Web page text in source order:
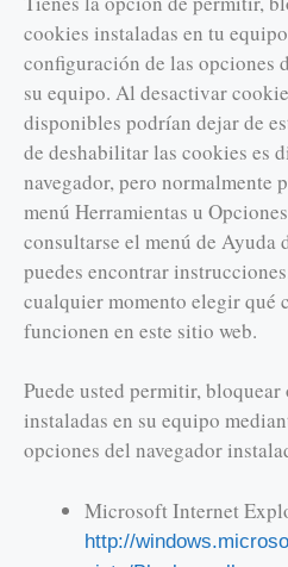
cookies instaladas en tu
configuración de las opciones
su equipo. Al desactivar
disponibles podrían dejar de
de deshabilitar las cookies es
navegador, pero normalmente
menú Herramientas u
consultarse el menú de Ayuda
puedes encontrar
cualquier momento elegir qué
funcionen en este sitio web.
Puede usted permitir,
instaladas en su equipo
opciones del navegador
Microsoft Internet
http://